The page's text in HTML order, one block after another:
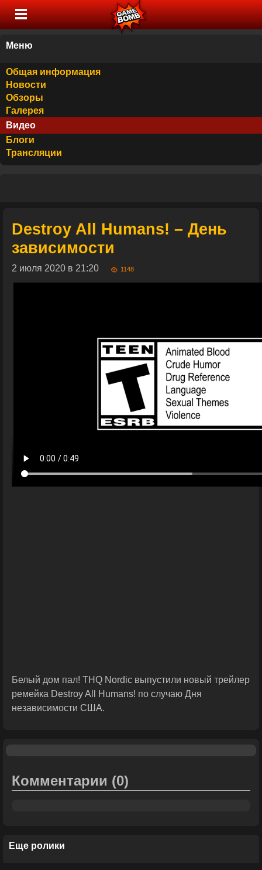
Меню
Общая информация
Новости
Обзоры
Галерея
Видео
Блоги
Трансляции
Destroy All Humans! – День
зависимости
2 июля 2020 в 21:20 1148
Белый дом пал! THQ Nordic выпустили новый трейлер
ремейка Destroy All Humans! по случаю Дня
независимости США.
Комментарии (0)
Еще ролики